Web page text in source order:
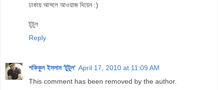
ঢাকায় আসলে আওয়াজ দিয়েন :)
টুটুল
Reply
শফিকুল ইসলাম 'টুটুল' April 17, 2010 at 11:09 AM
This comment has been removed by the author.